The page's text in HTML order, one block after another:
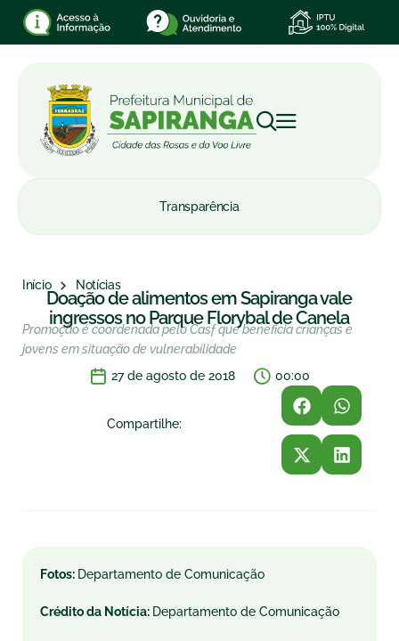
Transparência
Início Notícias
Doação de alimentos em Sapiranga vale
ingressos no Parque Florybal de Canela
Promoção é coordenada pelo Casf que beneficia crianças e
jovens em situação de vulnerabilidade
27 de agosto de 2018
00:00
Compartilhe:
Fotos: Departamento de Comunicação
Crédito da Notícia: Departamento de Comunicação